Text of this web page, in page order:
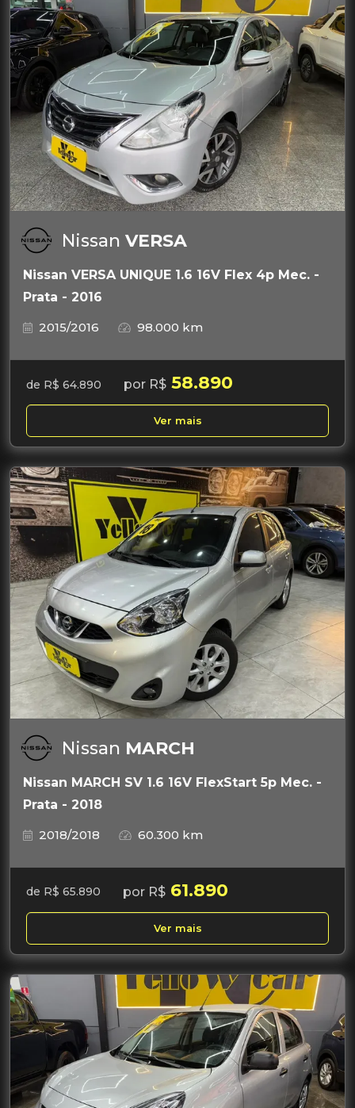
Nissan VERSA
Nissan VERSA UNIQUE 1.6 16V Flex 4p Mec. -
Prata - 2016
2015/2016
98.000 km
de R$ 64.890 por R$ 58.890
Ver mais
Nissan MARCH
Nissan MARCH SV 1.6 16V FlexStart 5p Mec. -
Prata - 2018
2018/2018
60.300 km
de R$ 65.890 por R$ 61.890
Ver mais